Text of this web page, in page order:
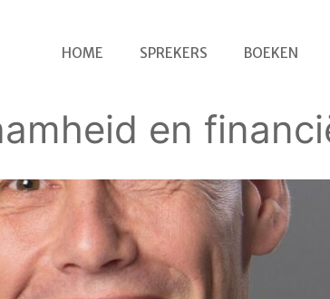
HOME SPREKERS BOEKEN
en